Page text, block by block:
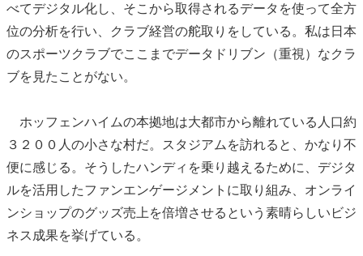
べてデジタル化し、そこから取得されるデータを使って全方
位の分析を行い、クラブ経営の舵取りをしている。私は日本
のスポーツクラブでここまでデータドリブン（重視）なクラ
ブを見たことがない。
ホッフェンハイムの本拠地は大都市から離れている人口約
３２００人の小さな村だ。スタジアムを訪れると、かなり不
便に感じる。そうしたハンディを乗り越えるために、デジタ
ルを活用したファンエンゲージメントに取り組み、オンライ
ンショップのグッズ売上を倍増させるという素晴らしいビジ
ネス成果を挙げている。